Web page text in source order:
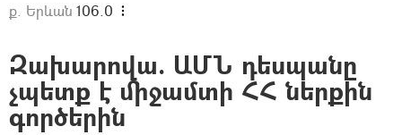
ք. Երևան 106.0
Զախարովա. ԱՄՆ դեսպանը
չպետք է միջամտի ՀՀ ներքին
գործերին